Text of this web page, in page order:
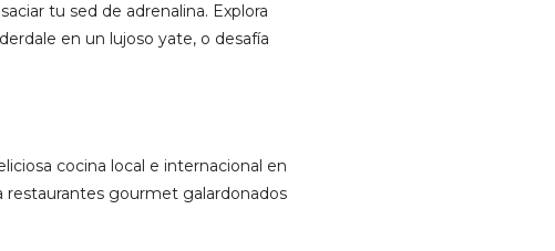
tu sed de adrenalina. Explora
en un lujoso yate, o desafía
cocina local e internacional en
restaurantes gourmet galardonados